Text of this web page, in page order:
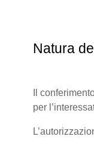
Natura
Il
per